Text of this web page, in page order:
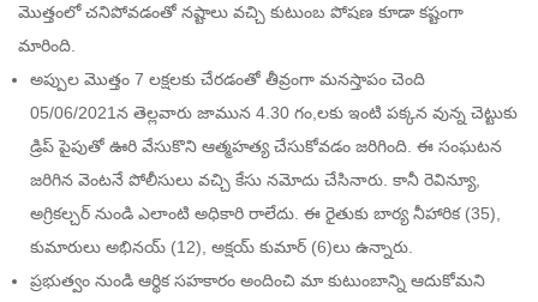
మొత్తంలో చనిపోవడంతో నష్టాలు వచ్చి కుటుంబ పోషణ కూడా కష్టంగా
మారింది.
అప్పుల మొత్తం 7 లక్షలకు చేరడంతో తీవ్రంగా మనస్తాపం చెంది
05/06/2021న తెల్లవారు జామున 4.30 గం,లకు ఇంటి పక్కన వున్న చెట్టుకు
డ్రిప్ పైపుతో ఊరి వేసుకొని ఆత్మహత్య చేసుకోవడం జరిగింది. ఈ సంఘటన
జరిగిన వెంటనే పోలీసులు వచ్చి కేసు నమోదు చేసినారు. కానీ రెవిన్యూ,
అగ్రికల్చర్ నుండి ఎలాంటి అధికారి రాలేదు. ఈ రైతుకు బార్య నీహారిక (35),
కుమారులు అభినయ్ (12), అక్షయ్ కుమార్ (6)లు ఉన్నారు.
ప్రభుత్వం నుండి ఆర్థిక సహకారం అందించి మా కుటుంబాన్ని ఆదుకోమని